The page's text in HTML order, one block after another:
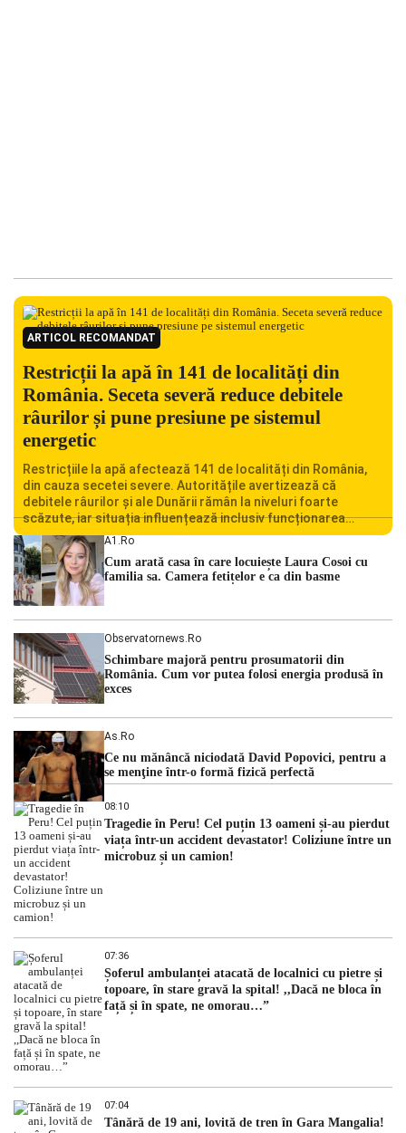
ARTICOL RECOMANDAT
Restricții la apă în 141 de localități din
România. Seceta severă reduce debitele
râurilor și pune presiune pe sistemul
energetic
Restricțiile la apă afectează 141 de localități din România,
din cauza secetei severe. Autoritățile avertizează că
debitele râurilor și ale Dunării rămân la niveluri foarte
scăzute, iar situația influențează inclusiv funcționarea
Centralei Nucleare de la Cernavodă. România se confruntă
cu una dintre cele mai dificile perioade din punct de vedere
hidrologic din ultimii ani. Lipsa […]
A1.ro
Cum arată casa în care locuiește Laura Cosoi cu
familia sa. Camera fetițelor e ca din basme
Observatornews.ro
Schimbare majoră pentru prosumatorii din
România. Cum vor putea folosi energia produsă în
exces
As.ro
Ce nu mănâncă niciodată David Popovici, pentru a
se menţine într-o formă fizică perfectă
08:10
Tragedie în Peru! Cel puțin 13 oameni și-au pierdut
viața într-un accident devastator! Coliziune între un
microbuz și un camion!
07:36
Șoferul ambulanței atacată de localnici cu pietre și
topoare, în stare gravă la spital! ,,Dacă ne bloca în
față și în spate, ne omorau…”
07:04
Tânără de 19 ani, lovită de tren în Gara Mangalia!